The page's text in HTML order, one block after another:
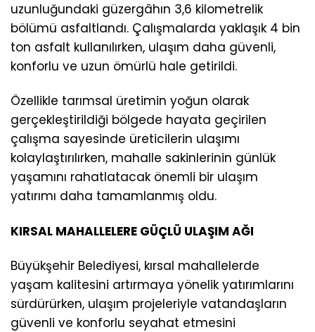
uzunluğundaki güzergâhın 3,6 kilometrelik
bölümü asfaltlandı. Çalışmalarda yaklaşık 4 bin
ton asfalt kullanılırken, ulaşım daha güvenli,
konforlu ve uzun ömürlü hale getirildi.
Özellikle tarımsal üretimin yoğun olarak
gerçekleştirildiği bölgede hayata geçirilen
çalışma sayesinde üreticilerin ulaşımı
kolaylaştırılırken, mahalle sakinlerinin günlük
yaşamını rahatlatacak önemli bir ulaşım
yatırımı daha tamamlanmış oldu.
KIRSAL MAHALLELERE GÜÇLÜ ULAŞIM AĞI
Büyükşehir Belediyesi, kırsal mahallelerde
yaşam kalitesini artırmaya yönelik yatırımlarını
sürdürürken, ulaşım projeleriyle vatandaşların
güvenli ve konforlu seyahat etmesini